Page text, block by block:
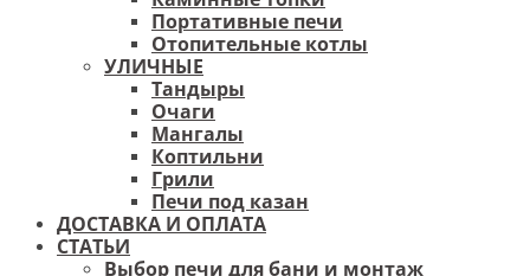
Портативные печи
Отопительные котлы
УЛИЧНЫЕ
Тандыры
Очаги
Мангалы
Коптильни
Грили
Печи под казан
ДОСТАВКА И ОПЛАТА
СТАТЬИ
Выбор печи для бани и монтаж